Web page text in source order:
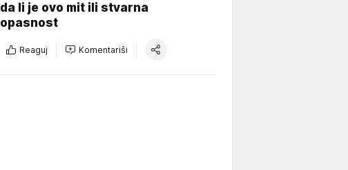
da li je ovo mit ili stvarna
opasnost
Reaguj Komentariši